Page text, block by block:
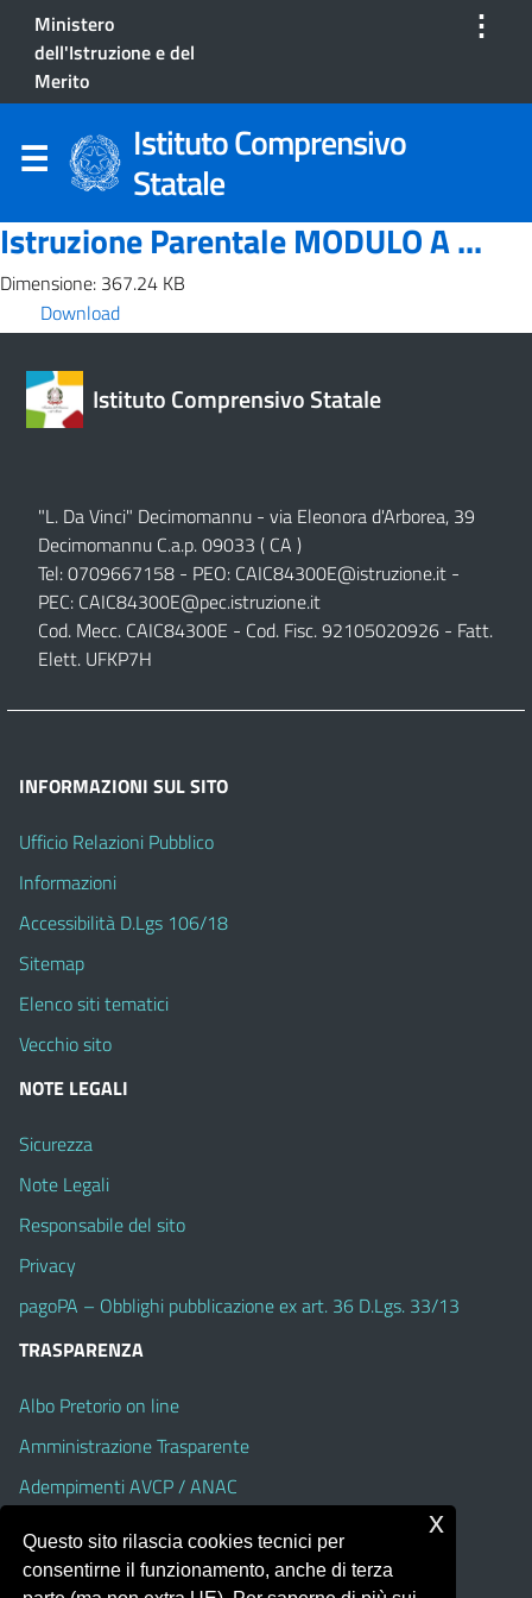
Ministero
dell'Istruzione e del
Merito
⋮
Istituto Comprensivo
Statale
Istruzione Parentale MODULO A ...
Dimensione: 367.24 KB
Download
Istituto Comprensivo Statale
"L. Da Vinci" Decimomannu - via Eleonora d'Arborea, 39
Decimomannu C.a.p. 09033 ( CA )
Tel: 0709667158 - PEO: CAIC84300E@istruzione.it -
PEC: CAIC84300E@pec.istruzione.it
Cod. Mecc. CAIC84300E - Cod. Fisc. 92105020926 - Fatt.
Elett. UFKP7H
INFORMAZIONI SUL SITO
Ufficio Relazioni Pubblico
Informazioni
Accessibilità D.Lgs 106/18
Sitemap
Elenco siti tematici
Vecchio sito
NOTE LEGALI
Sicurezza
Note Legali
Responsabile del sito
Privacy
pagoPA – Obblighi pubblicazione ex art. 36 D.Lgs. 33/13
TRASPARENZA
Albo Pretorio on line
Amministrazione Trasparente
Adempimenti AVCP / ANAC
Dichiarazione di accessibilità
Questo sito rilascia cookies tecnici per
consentirne il funzionamento, anche di terza
x